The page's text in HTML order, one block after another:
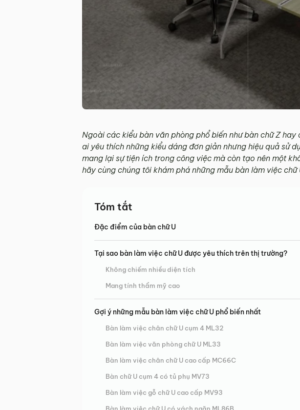
Ngoài các kiểu bàn văn phòng phổ biến như bàn chữ Z
ai yêu thích những kiểu dáng đơn giản nhưng hiệu quả sử
mang lại sự tiện ích trong công việc mà còn tạo nên một
hãy cùng chúng tôi khám phá những mẫu bàn làm việc chữ
Tóm tắt
Đặc điểm của bàn chữ U
Tại sao bàn làm việc chữ U được yêu thích trên thị trường?
Không chiếm nhiều diện tích
Mang tính thẩm mỹ cao
Gợi ý những mẫu bàn làm việc chữ U phổ biến nhất
Bàn làm việc chân chữ U cụm 4 ML32
Bàn làm việc văn phòng chữ U ML33
Bàn làm việc chân chữ U cao cấp MC66C
Bàn chữ U cụm 4 có tủ phụ MV73
Bàn làm việc gỗ chữ U cao cấp MV93